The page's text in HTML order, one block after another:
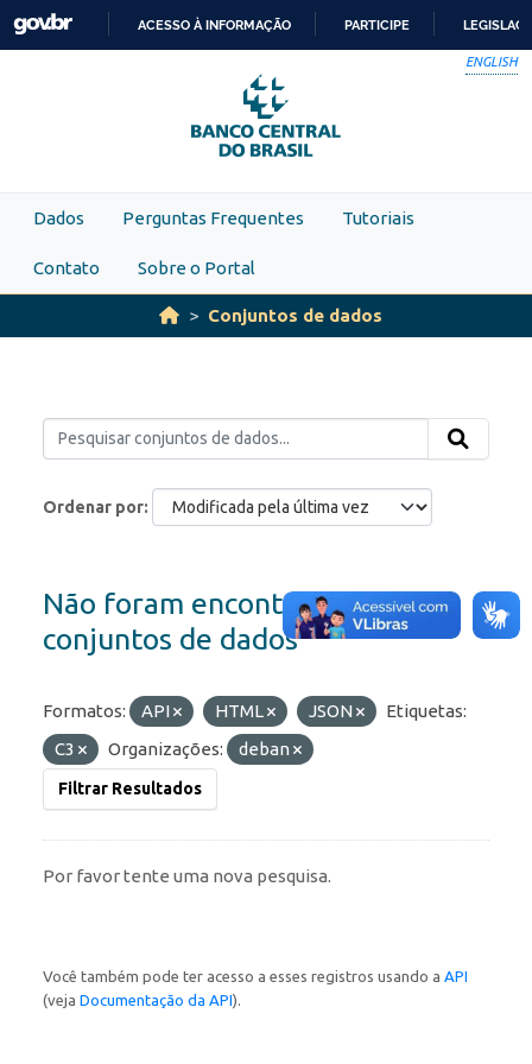
Skip to main content
PARA
O
CONTEÚDO
ACESSO À INFORMAÇÃO PARTICIPE
ENGLISH
Dados Perguntas Frequentes Tutoriais
Contato Sobre o Portal
Conjuntos de dados
Ordenar por
Não foram encontrados
conjuntos de dados
Formatos: API HTML JSON
Etiquetas:
C3
Organizações: deban
Filtrar Resultados
Por favor tente uma nova pesquisa.
Você também pode ter acesso a esses registros usando a API
(veja Documentação da API).